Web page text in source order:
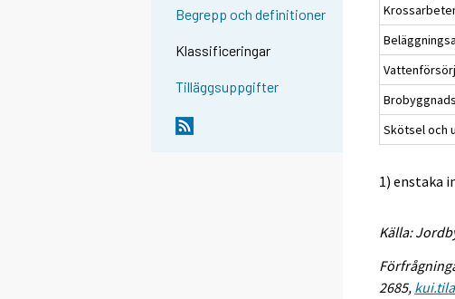
Begrepp och definitioner
Klassificeringar
Tilläggsuppgifter
Skötsel och
1) enstaka
Källa:
2685,